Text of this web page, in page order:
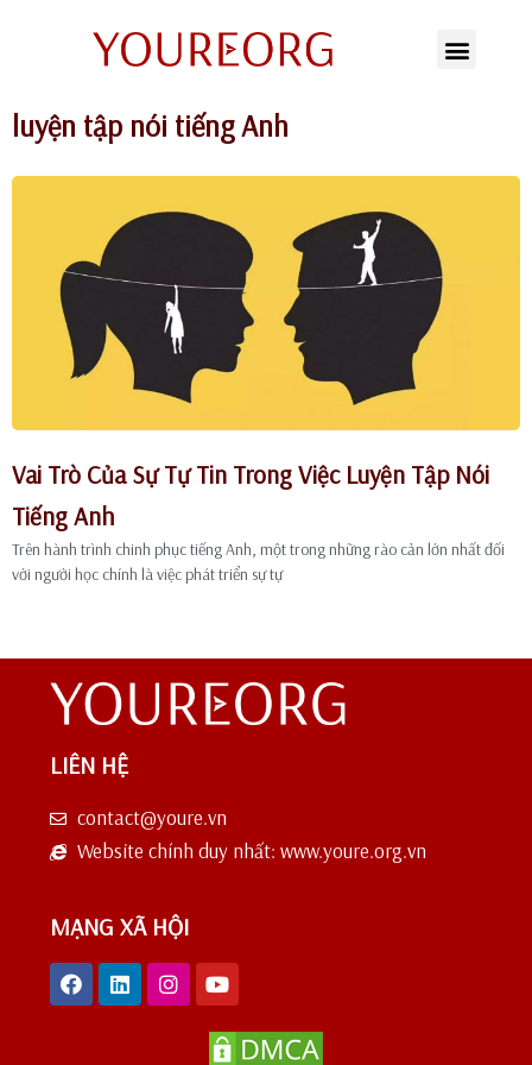
nội
luyện tập nói tiếng Anh
Vai Trò Của Sự Tự Tin Trong Việc Luyện Tập Nói
Tiếng Anh
Trên hành trình chinh phục tiếng Anh, một trong những rào cản lớn nhất đối
với người học chính là việc phát triển sự tự
LIÊN HỆ
contact@youre.vn
Website chính duy nhất: www.youre.org.vn
MẠNG XÃ HỘI